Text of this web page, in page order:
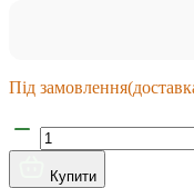
Під замовлення
Купити